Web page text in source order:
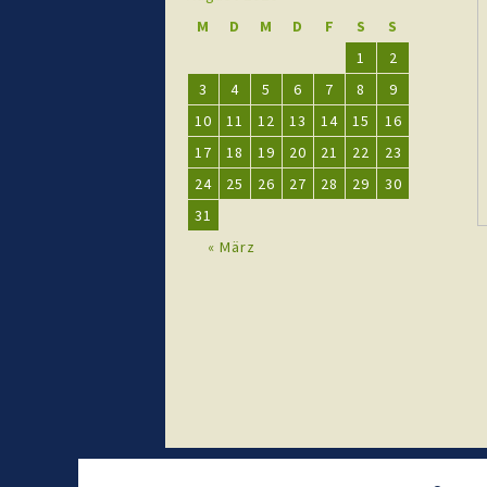
M
D M D F S
S
1
2
3
4 5 6 7 8
9
10
11 12 13 14 15
16
17
18 19 20 21 22
23
24
25 26 27 28 29
30
31
« März